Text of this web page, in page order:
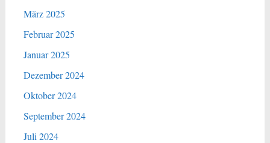
März 2025
Februar 2025
Januar 2025
Dezember 2024
Oktober 2024
September 2024
Juli 2024